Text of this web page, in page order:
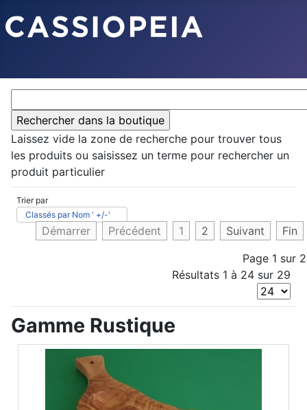
Laissez vide la zone de recherche pour trouver tous
les produits ou saisissez un terme pour rechercher un
produit particulier
Trier par
Classés par Nom ' +/-'
Démarrer Précédent 1 2 Suivant
Fin
Page 1 sur 2
Résultats 1 à 24 sur 29
Gamme Rustique